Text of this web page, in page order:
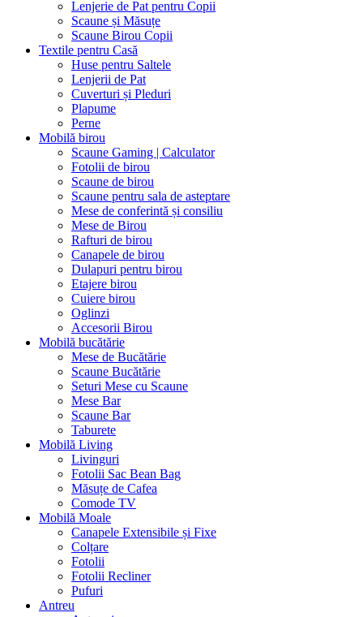
Lenjerie de Pat pentru Copii
Scaune și Măsuțe
Scaune Birou Copii
Textile pentru Casă
Huse pentru Saltele
Lenjerii de Pat
Cuverturi și Pleduri
Plapume
Perne
Mobilă birou
Scaune Gaming | Calculator
Fotolii de birou
Scaune de birou
Scaune pentru sala de asteptare
Mese de conferintă și consiliu
Mese de Birou
Rafturi de birou
Canapele de birou
Dulapuri pentru birou
Etajere birou
Cuiere birou
Oglinzi
Accesorii Birou
Mobilă bucătărie
Mese de Bucătărie
Scaune Bucătărie
Seturi Mese cu Scaune
Mese Bar
Scaune Bar
Taburete
Mobilă Living
Livinguri
Fotolii Sac Bean Bag
Măsuțe de Cafea
Comode TV
Mobilă Moale
Canapele Extensibile și Fixe
Colțare
Fotolii
Fotolii Recliner
Pufuri
Antreu